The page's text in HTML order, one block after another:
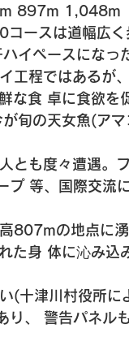
1,048m
ースは道幅広
イペースになっ
工程ではあるが
な食 卓に食欲を
旬の天女魚(ア
とも度々遭遇。
等、国際交流
807mの地点に
た身 体に沁み込
(十津川村役所に
り、 警告パネル